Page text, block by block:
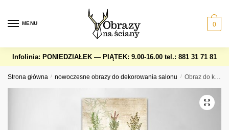
navigation
content
MENU 0
Infolinia: PONIEDZIAŁEK — PIĄTEK: 9.00-16.00 tel.: 881 31 71 81
Strona główna / nowoczesne obrazy do dekorowania salonu / Obraz do kuchni z zielnikiem